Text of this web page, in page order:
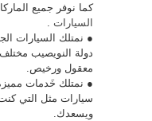
كما نوفر جميع
السيارات
● نمتلك السيارات
دولة النويصيب مختلف
معقول ورخيص.
● نمتلك خَدمات
سيارات مثل التي
ويسعدك.